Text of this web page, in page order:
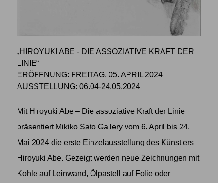
„HIROYUKI ABE - DIE ASSOZIATIVE KRAFT DER
LINIE“
ERÖFFNUNG: FREITAG, 05. APRIL 2024
AUSSTELLUNG: 06.04-24.05.2024
Mit Hiroyuki Abe – Die assoziative Kraft der Linie
präsentiert Mikiko Sato Gallery vom 6. April bis 24.
Mai 2024 die erste Einzelausstellung des Künstlers
Hiroyuki Abe. Gezeigt werden neue Zeichnungen mit
Kohle auf Leinwand, Ölpastell auf Folie oder